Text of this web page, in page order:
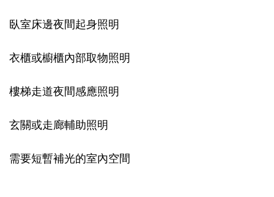
臥室床邊夜間起身照明
衣櫃或櫥櫃內部取物照明
樓梯走道夜間感應照明
玄關或走廊輔助照明
需要短暫補光的室內空間